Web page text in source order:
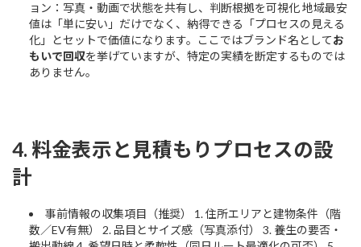
ョン：写真・動画で状態を共有し、判断根拠を可視化 地域最安
値は「単に安い」だけでなく、納得できる「プロセスの見える
化」とセットで価値になります。ここではブランド名としてお
もいで回収を挙げていますが、特定の実績を断定するものでは
ありません。
4. 料金表示と見積もりプロセスの設
計
事前情報の収集項目（推奨） 1. 住所エリアと建物条件（階
数／EV有無） 2. 品目とサイズ感（写真添付） 3. 養生の要否・